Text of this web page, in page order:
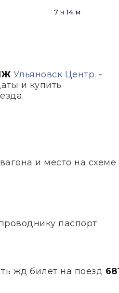
7 ч 14 м
Ульяновск Центр. -
и купить
и место на схеме
паспорт.
жд билет на поезд